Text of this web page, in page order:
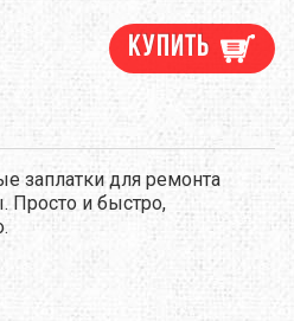
Купить
заплатки для ремонта
Просто и быстро,